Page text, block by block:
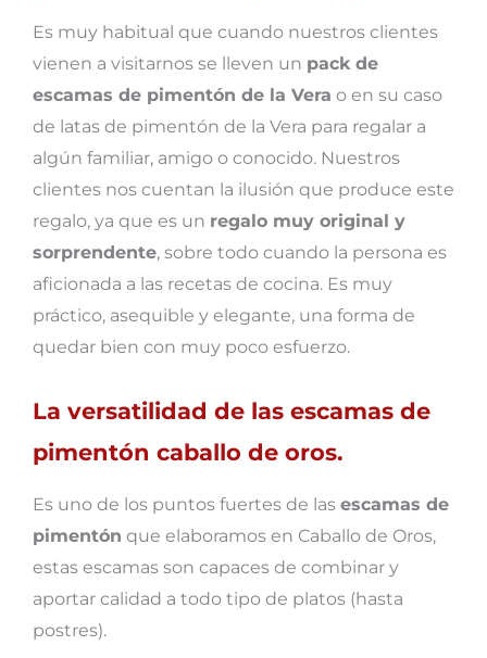
Es muy habitual que cuando nuestros clientes
vienen a visitarnos se lleven un pack de
escamas de pimentón de la Vera o en su caso
de latas de pimentón de la Vera para regalar a
algún familiar, amigo o conocido. Nuestros
clientes nos cuentan la ilusión que produce este
regalo, ya que es un regalo muy original y
sorprendente, sobre todo cuando la persona es
aficionada a las recetas de cocina. Es muy
práctico, asequible y elegante, una forma de
quedar bien con muy poco esfuerzo.
La versatilidad de las escamas de
pimentón caballo de oros.
Es uno de los puntos fuertes de las escamas de
pimentón que elaboramos en Caballo de Oros,
estas escamas son capaces de combinar y
aportar calidad a todo tipo de platos (hasta
postres).